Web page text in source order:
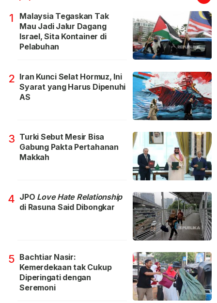
1
Malaysia Tegaskan Tak
Mau Jadi Jalur Dagang
Israel, Sita Kontainer di
Pelabuhan
2 Iran Kunci Selat Hormuz, Ini
Syarat yang Harus Dipenuhi
AS
3 Turki Sebut Mesir Bisa
Gabung Pakta Pertahanan
Makkah
4 JPO Love Hate Relationship
di Rasuna Said Dibongkar
5 Bachtiar Nasir:
Kemerdekaan tak Cukup
Diperingati dengan
Seremoni